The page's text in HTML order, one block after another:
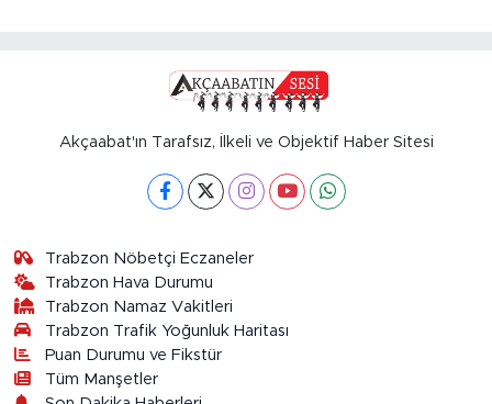
Akçaabat'ın Tarafsız, İlkeli ve Objektif Haber Sitesi
Trabzon Nöbetçi Eczaneler
Trabzon Hava Durumu
Trabzon Namaz Vakitleri
Trabzon Trafik Yoğunluk Haritası
Puan Durumu ve Fikstür
Tüm Manşetler